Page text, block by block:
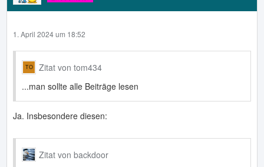
1. April 2024 um 18:52
Zitat von tom434
...man sollte alle Beiträge lesen
Ja. Insbesondere diesen:
Zitat von backdoor